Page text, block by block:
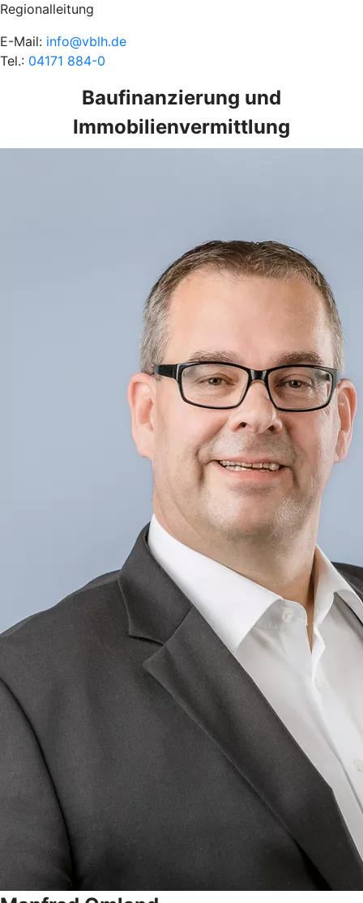
Regionalleitung
E-Mail: info@vblh.de
Tel.: 04171 884-0
Baufinanzierung und
Immobilienvermittlung